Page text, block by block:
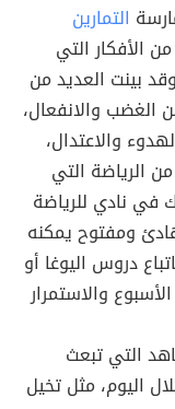
التمارين
الأفكار التي
بينت العديد من
الغضب والانفعال،
والاعتدال،
الرياضة التي
في نادي للرياضة
ومفتوح يمكنه
دروس اليوغا أو
والاستمرار
التي تبعث
اليوم، مثل تخيل